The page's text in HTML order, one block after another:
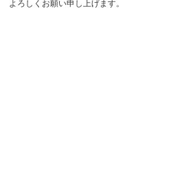
よろしくお願い申し上げます。